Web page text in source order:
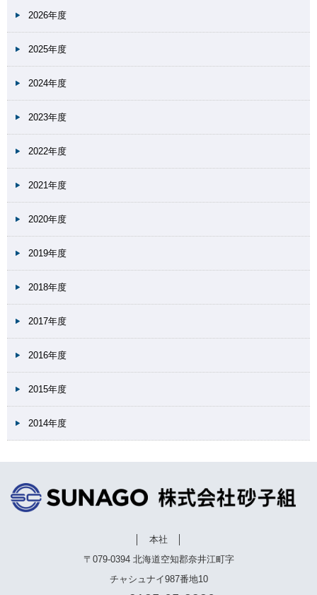
2026年度
2025年度
2024年度
2023年度
2022年度
2021年度
2020年度
2019年度
2018年度
2017年度
2016年度
2015年度
2014年度
│ 本社 │
〒079-0394 北海道空知郡奈井江町字
チャシュナイ987番地10